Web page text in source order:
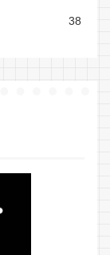
38